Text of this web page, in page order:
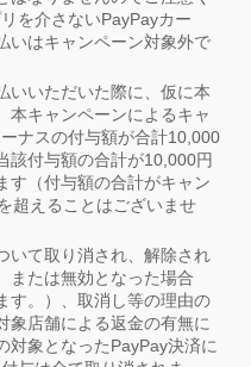
を介さないPayPayカー
いはキャンペーン対象外で
いいただいた際に、仮に本
本キャンペーンによるキャ
ナスの付与額が合計10,000
該付与額の合計が10,000円
す（付与額の合計がキャン
超えることはございませ
いて取り消され、解除され
または無効となった場合
す。）、取消し等の理由の
象店舗による返金の有無に
対象となったPayPay決済に